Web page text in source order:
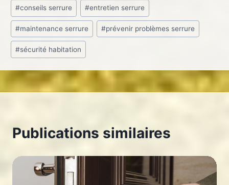
Étiquettes
de
la
publication :
#conseils serrure #entretien serrure
#maintenance serrure #prévenir problèmes serrure
#sécurité habitation
Publications similaires